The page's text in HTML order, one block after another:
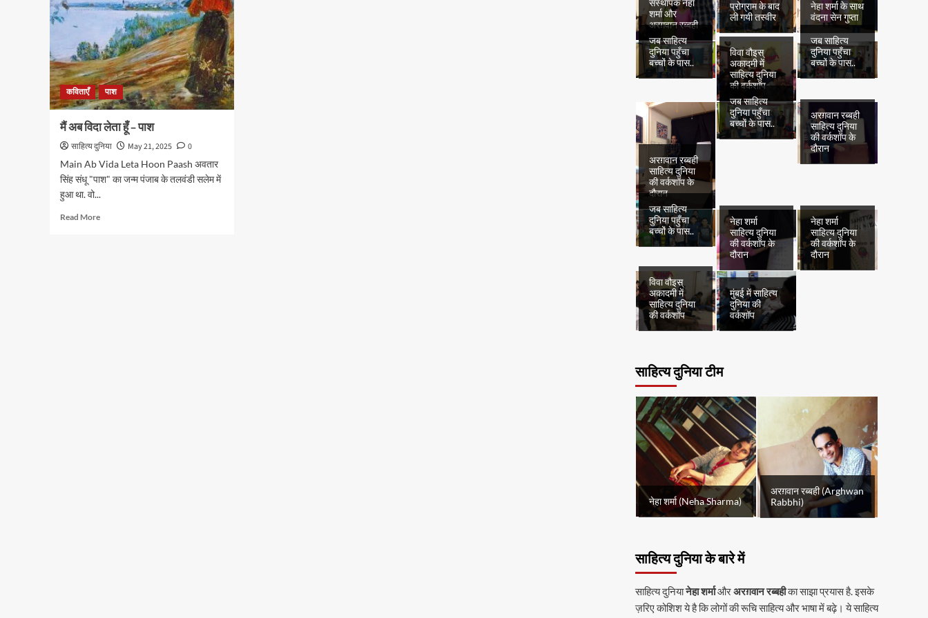
कविताएँ पाश
मैं अब विदा लेता हूँ – पाश
साहित्य दुनिया May 21, 2025
0
Main Ab Vida Leta Hoon Paash अवतार
सिंह संधू "पाश" का जन्म पंजाब के तलवंडी सलेम में
हुआ था. वो...
Read MoreRead
संस्थापक नेहा
शर्मा और
अरग़वान रब्बही
प्रोग्राम के बाद
ली गयी तस्वीर
नेहा शर्मा के साथ
वंदना सेन गुप्ता
जब साहित्य
दुनिया पहुँचा
बच्चों के पास..
विवा वौइस्
अकादमी में
साहित्य दुनिया
की वर्कशॉप
जब साहित्य
दुनिया पहुँचा
बच्चों के पास..
अरग़वान रब्बही
साहित्य दुनिया
की वर्कशॉप के
दौरान
जब साहित्य
दुनिया पहुँचा
बच्चों के पास..
अरग़वान रब्बही
साहित्य दुनिया
की वर्कशॉप के
दौरान
जब साहित्य
दुनिया पहुँचा
बच्चों के पास..
नेहा शर्मा
साहित्य दुनिया
की वर्कशॉप के
दौरान
नेहा शर्मा
साहित्य दुनिया
की वर्कशॉप के
दौरान
विवा वौइस्
अकादमी में
साहित्य दुनिया
की वर्कशॉप
मुंबई में साहित्य
दुनिया की
वर्कशॉप
साहित्य दुनिया टीम
नेहा शर्मा (Neha Sharma)
अरग़वान रब्बही (Arghwan
Rabbhi)
साहित्य दुनिया के बारे में
साहित्य दुनियानेहा शर्माऔरअरग़वान रब्बहीका साझा प्रयास है. इसके
ज़रिए कोशिश ये है कि लोगों की रूचि साहित्य और भाषा में बढ़े। ये साहित्य